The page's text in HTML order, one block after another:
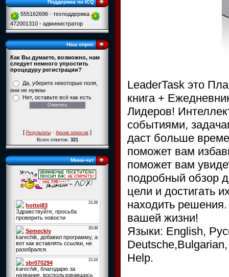
Поддержка по ICQ
555162696 - техподдержка
472001310 - администратор
Наш опрос
Как Вы думаете, возможно, нам
следует немного упростить
процедуру регистрации?
Да, уберите некоторые поля,
они не нужны
Нет, оставьте всё как есть
[Результаты·Архив опросов]
Всего ответов:321
Мини-чат
LeaderTask это
книга +
Лидеров!
событиями,
даст больше
поможет вам
поможет вам
подробный обзор
цели и достигать
находить
вашей жизни!
Языки: English,
Help.